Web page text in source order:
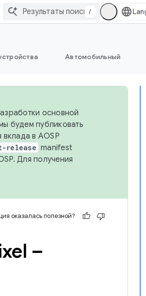
/
Автомобильный
основной
будем публиковать
в AOSP
release manifest
Для получения
оказалась полезной?
–